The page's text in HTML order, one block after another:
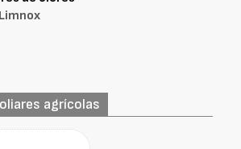
agrícolas